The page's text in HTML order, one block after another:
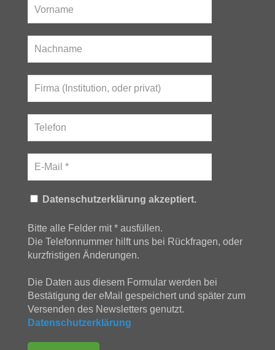
Datenschutzerklärung akzeptiert.
Bitte alle Felder mit * ausfüllen.
Die Telefonnummer hilft uns bei Rückfragen, oder
kurzfristigen Änderungen.
Die Daten aus diesem Formular werden bei
Bestätigung der eMail gespeichert und später zum
Versenden des Newsletters genutzt.
Datenschutzerklärung